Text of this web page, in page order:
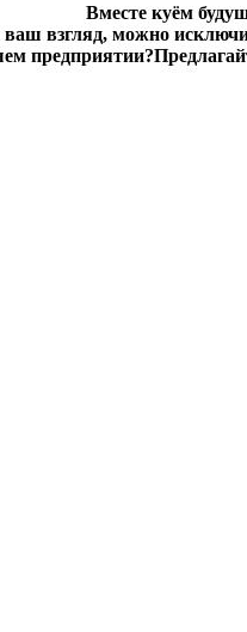
Вместе куём
взгляд, можно